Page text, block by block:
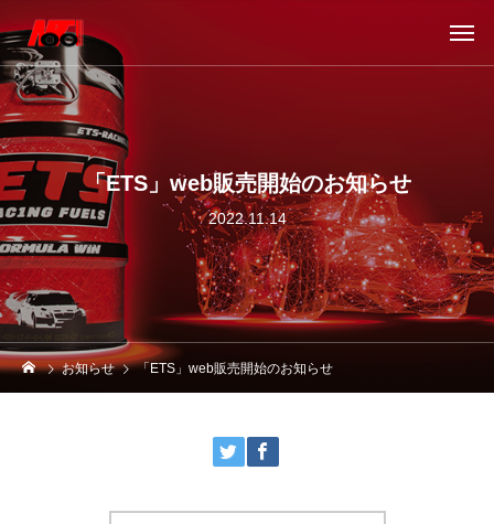
「ETS」web販売開始のお知らせ
2022.11.14
お知らせ 「ETS」web販売開始のお知らせ